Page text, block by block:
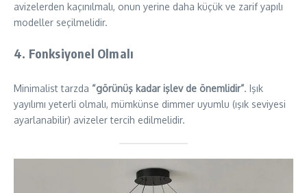
avizelerden kaçınılmalı, onun yerine daha küçük ve zarif yapılı
modeller seçilmelidir.
4. Fonksiyonel Olmalı
Minimalist tarzda “görünüş kadar işlev de önemlidir”. Işık
yayılımı yeterli olmalı, mümkünse dimmer uyumlu (ışık seviyesi
ayarlanabilir) avizeler tercih edilmelidir.